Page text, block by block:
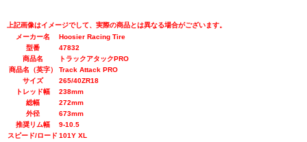
上記画像はイメージでして、実際の商品とは異なる場合がございます。
メーカー名
Hoosier Racing Tire
型番
47832
商品名
トラックアタックPRO
商品名（英字）
Track Attack PRO
サイズ
265/40ZR18
トレッド幅
238mm
総幅
272mm
外径
673mm
推奨リム幅
9-10.5
スピード/ロード 101Y XL